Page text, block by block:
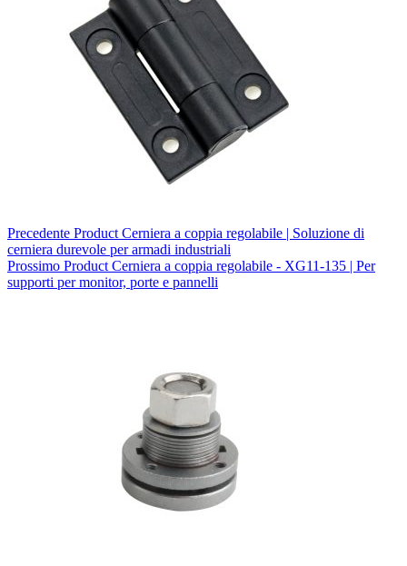
Precedente Product Cerniera a coppia regolabile | Soluzione di
cerniera durevole per armadi industriali
Prossimo Product Cerniera a coppia regolabile - XG11-135 | Per
supporti per monitor, porte e pannelli